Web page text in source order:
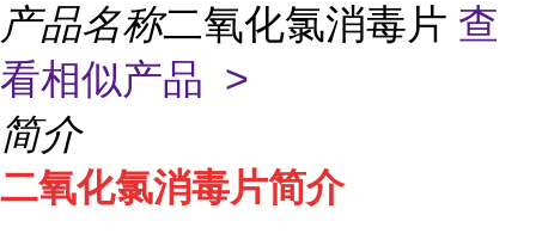
产品名称二氧化氯消毒片 查
看相似产品 >
简介
二氧化氯消毒片简介